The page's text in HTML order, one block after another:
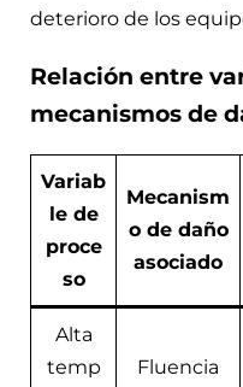
deterioro de los
Relación entre
mecanismos de
Variab
le de
proce
so
Mecanism
o de daño
asociado
Alta
temp
Fluencia